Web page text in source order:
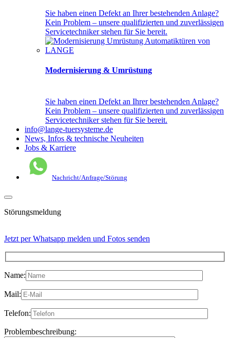
Sie ha­ben ei­nen De­fekt an Ih­rer be­ste­hen­den An­la­ge?
Kein Pro­blem – un­se­re qua­li­fi­zier­ten und zu­ver­läs­si­gen
Ser­vice­tech­ni­ker ste­hen für Sie be­reit.
Modernisierung & Umrüstung
Sie ha­ben ei­nen De­fekt an Ih­rer be­ste­hen­den An­la­ge?
Kein Pro­blem – un­se­re qua­li­fi­zier­ten und zu­ver­läs­si­gen
Ser­vice­tech­ni­ker ste­hen für Sie be­reit.
info@lange-tuersysteme.de
News, Infos & technische Neuheiten
Jobs & Karriere
Nachricht/Anfrage/Störung
Störungsmeldung
Jetzt per Whatsapp melden und Fotos senden
Name:
Mail:
Telefon:
Problembeschreibung: